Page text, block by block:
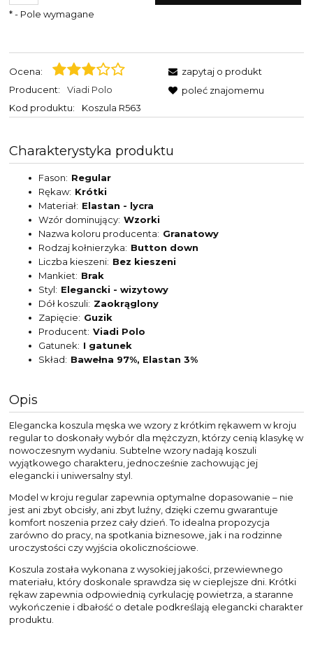
*- Pole wymagane
Ocena:
Producent:
Viadi Polo
Kod produktu:
Koszula R563
zapytaj o produkt
poleć znajomemu
Charakterystyka produktu
Fason
Regular
Rękaw Krótki
Materiał Elastan - lycra
Wzór dominujący Wzorki
Nazwa koloru producenta
Granatowy
Rodzaj kołnierzyka
Button down
Liczba kieszeni Bez kieszeni
Mankiet
Brak
Styl
Elegancki - wizytowy
Dół koszuli Zaokrąglony
Zapięcie
Guzik
Producent Viadi Polo
Gatunek
I gatunek
Skład
Bawełna 97%, Elastan 3%
Opis
Elegancka koszula męska we wzory z krótkim rękawem w kroju
regular to doskonały wybór dla mężczyzn, którzy cenią klasykę w
nowoczesnym wydaniu. Subtelne wzory nadają koszuli
wyjątkowego charakteru, jednocześnie zachowując jej
elegancki i uniwersalny styl.
Model w kroju regular zapewnia optymalne dopasowanie – nie
jest ani zbyt obcisły, ani zbyt luźny, dzięki czemu gwarantuje
komfort noszenia przez cały dzień. To idealna propozycja
zarówno do pracy, na spotkania biznesowe, jak i na rodzinne
uroczystości czy wyjścia okolicznościowe.
Koszula została wykonana z wysokiej jakości, przewiewnego
materiału, który doskonale sprawdza się w cieplejsze dni. Krótki
rękaw zapewnia odpowiednią cyrkulację powietrza, a staranne
wykończenie i dbałość o detale podkreślają elegancki charakter
produktu.